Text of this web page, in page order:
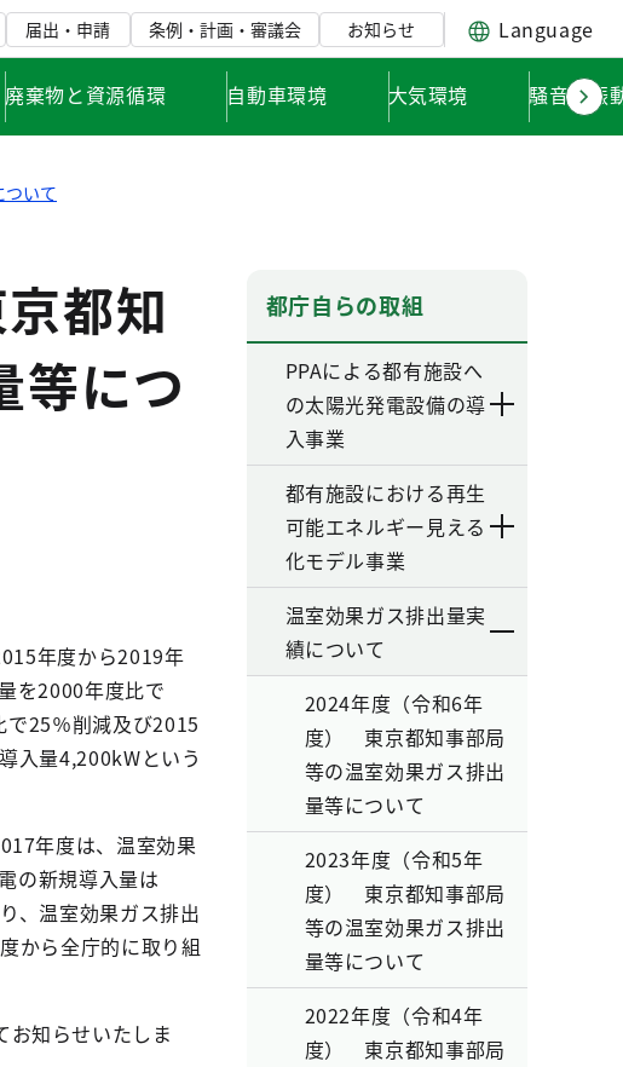
届出・申請 条例・計画・審議会 お知らせ Language
廃棄物と資源循環 自動車環境 大気環境 騒音・振
ついて
都知
等につ
年度から2019年
を2000年度比で
25％削減及び2015
入量4,200kWという
年度は、温室効果
の新規導入量は
、温室効果ガス排出
から全庁的に取り組
知らせいたしま
都庁自らの取組
PPAによる都有施設へ
の太陽光発電設備の導
入事業
都有施設における再生
可能エネルギー見える
化モデル事業
温室効果ガス排出量実
績について
2024年度（令和6年
度） 東京都知事部局
等の温室効果ガス排出
量等について
2023年度（令和5年
度） 東京都知事部局
等の温室効果ガス排出
量等について
2022年度（令和4年
度） 東京都知事部局